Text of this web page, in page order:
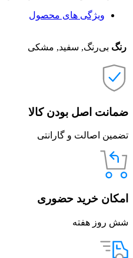
ویژگی های محصول
رنگ بی‌رنگ, سفید, مشکی
ضمانت اصل بودن کالا
تضمین اصالت و گارانتی
امکان خرید حضوری
شش روز هفته